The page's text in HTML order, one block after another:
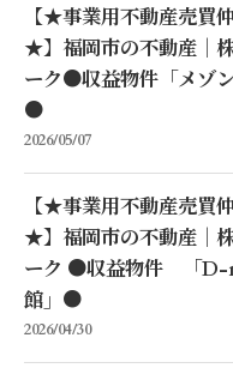
【★事業用不動産売買
★】福岡市の不動産｜
ーク●収益物件「メゾン
●
2026/05/07
【★事業用不動産売買
★】福岡市の不動産｜
ーク ●収益物件 「
館」●
2026/04/30